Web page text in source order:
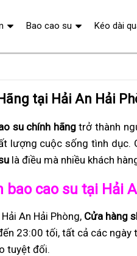
tại Hải An Hải
su chính hãngtrở thành
lượng cuộc sống tình dục.
là điều mà nhiều khách
cao su tại Hải
An Hải Phòng, Cửa hàng
23:00 tối, tất cả các ngày
tuyệt đối.
Bao cao su Kéo dài